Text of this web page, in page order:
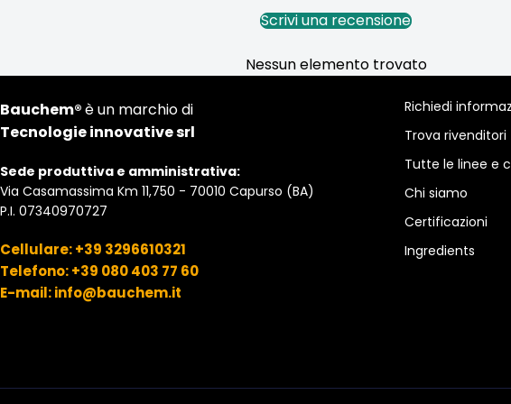
Scrivi una recensione
Nessun elemento trovato
Bauchem®è un marchio di
Tecnologie innovative srl
Sede produttiva e amministrativa:
Via Casamassima Km 11,750 - 70010 Capurso (BA)
P.I. 07340970727
Cellulare: +39 3296610321
Telefono: +39 080 403 77 60
E-mail: info@bauchem.it
Richiedi
Trova rivenditori
Tutte le linee e
Chi siamo
Certificazioni
Ingredients